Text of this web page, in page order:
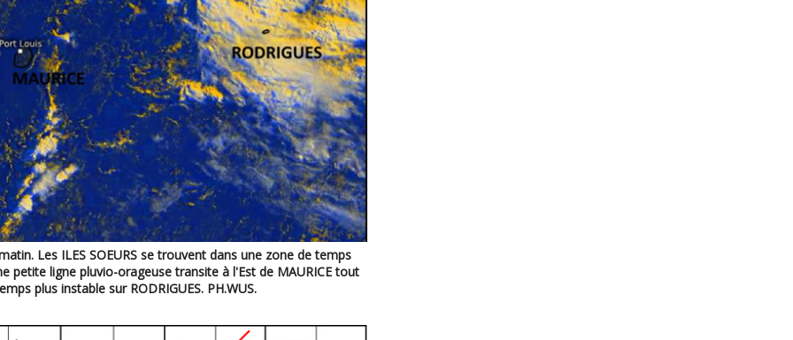
Les ILES SOEURS se trouvent dans une zone de temps
petite ligne pluvio-orageuse transite à l'Est de MAURICE tout
plus instable sur RODRIGUES. PH.WUS.